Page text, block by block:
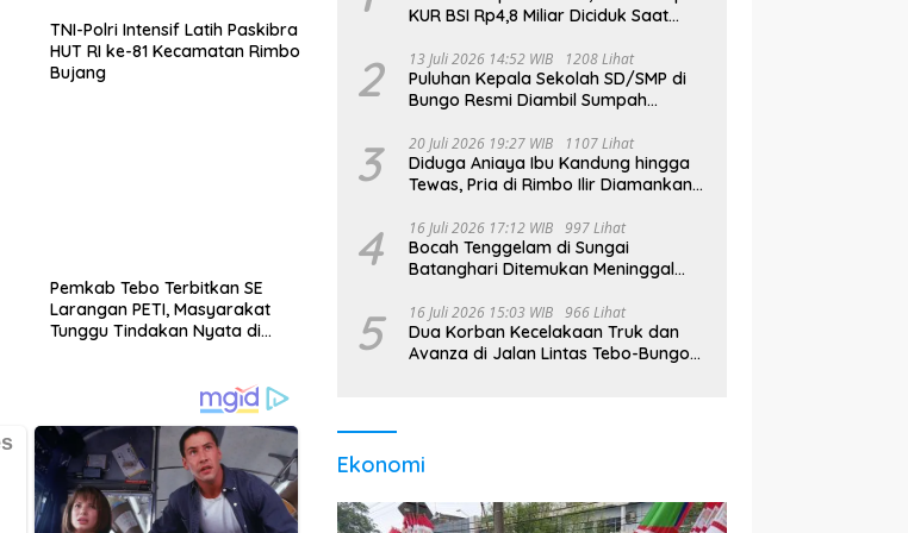
TNI-Polri Intensif Latih Paskibra
HUT RI ke-81 Kecamatan Rimbo
Bujang
Pemkab Tebo Terbitkan SE
Larangan PETI, Masyarakat
Tunggu Tindakan Nyata di
KUR BSI Rp4,8 Miliar Diciduk Saat
2 13 Juli 2026 14:52 WIB 1208 Lihat
Puluhan Kepala Sekolah SD/SMP di
Bungo Resmi Diambil Sumpah
3 20 Juli 2026 19:27 WIB 1107 Lihat
Diduga Aniaya Ibu Kandung hingga
Tewas, Pria di Rimbo Ilir Diamankan
4 16 Juli 2026 17:12 WIB 997 Lihat
Bocah Tenggelam di Sungai
Batanghari Ditemukan Meninggal
5 16 Juli 2026 15:03 WIB 966 Lihat
Dua Korban Kecelakaan Truk dan
Avanza di Jalan Lintas Tebo-Bungo
Ekonomi